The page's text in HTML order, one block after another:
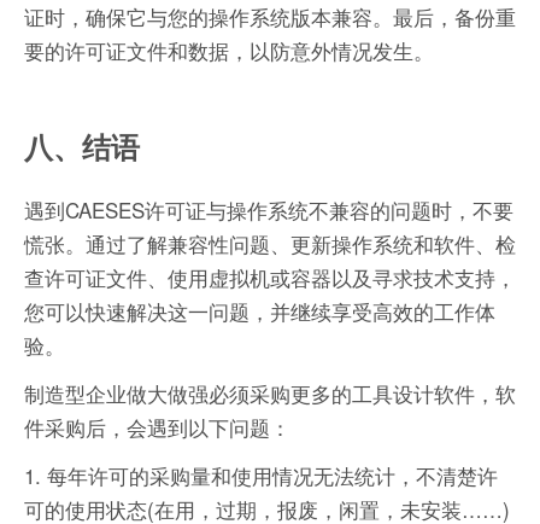
证时，确保它与您的操作系统版本兼容。最后，备份重
要的许可证文件和数据，以防意外情况发生。
八、结语
遇到CAESES许可证与操作系统不兼容的问题时，不要
慌张。通过了解兼容性问题、更新操作系统和软件、检
查许可证文件、使用虚拟机或容器以及寻求技术支持，
您可以快速解决这一问题，并继续享受高效的工作体
验。
制造型企业做大做强必须采购更多的工具设计软件，软
件采购后，会遇到以下问题：
1. 每年许可的采购量和使用情况无法统计，不清楚许
可的使用状态(在用，过期，报废，闲置，未安装……)